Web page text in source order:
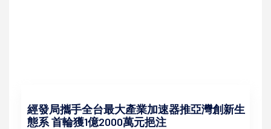
經發局攜手全台最大產業加速器推亞灣創新生
態系 首輪獲1億2000萬元挹注